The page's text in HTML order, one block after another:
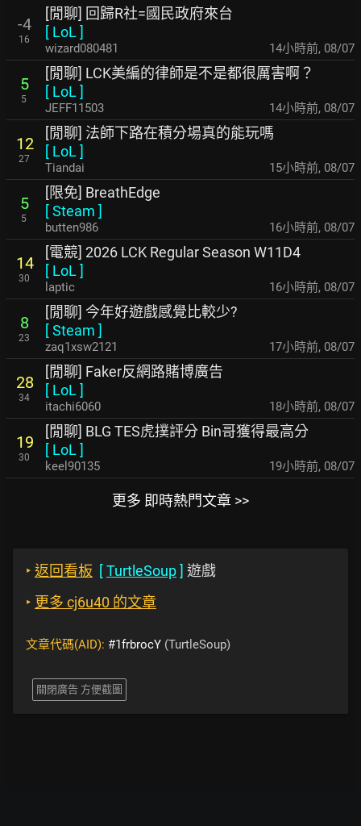
-4
16
[閒聊] 回歸R社=國民政府來台
[ LoL ]
wizard080481 14小時前, 08/07
5
5
[閒聊] LCK美編的律師是不是都很厲害啊？
[ LoL ]
JEFF11503 14小時前, 08/07
12
27
[閒聊] 法師下路在積分場真的能玩嗎
[ LoL ]
Tiandai 15小時前, 08/07
5
5
[限免] BreathEdge
[Steam ]
butten986 16小時前, 08/07
14
30
[電競] 2026 LCK Regular Season W11D4
[ LoL ]
laptic 16小時前, 08/07
8
23
[閒聊] 今年好遊戲感覺比較少?
[Steam ]
zaq1xsw2121 17小時前, 08/07
28
34
[閒聊] Faker反網路賭博廣告
[ LoL ]
itachi6060 18小時前, 08/07
19
30
[閒聊] BLG TES虎撲評分 Bin哥獲得最高分
[ LoL ]
keel90135 19小時前, 08/07
更多 即時熱門文章 >>
‣ 返回看板 [TurtleSoup] 遊戲
‣ 更多 cj6u40 的文章
文章代碼(AID): #1frbrocY (TurtleSoup)
關閉廣告 方便截圖